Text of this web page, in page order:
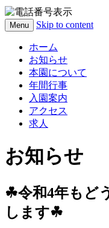
Menu Skip to content
ホーム
お知らせ
本園について
年間行事
入園案内
アクセス
求人
お知らせ
☘令和4年もど
します☘